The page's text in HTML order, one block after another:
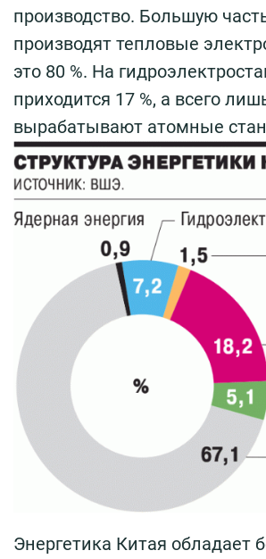
производство. Большую
производят тепловые
это 80 %. На
приходится 17 %, а всего
вырабатывают атомные
Энергетика Китая обладает